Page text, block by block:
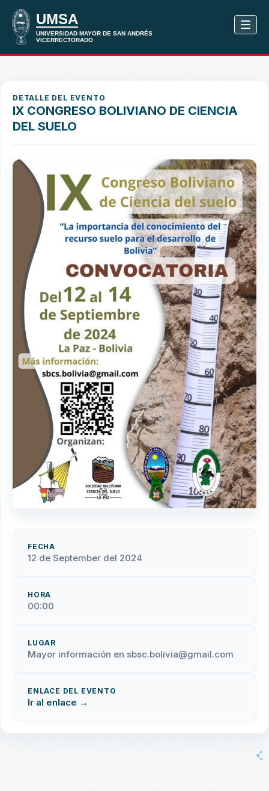
DETALLE DEL EVENTO
IX CONGRESO BOLIVIANO DE CIENCIA
DEL SUELO
FECHA
12 de September del 2024
HORA
00:00
LUGAR
Mayor información en sbsc.bolivia@gmail.com
ENLACE DEL EVENTO
Ir al enlace →